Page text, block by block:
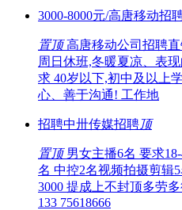
3000-8000元/高唐移动招
置顶高唐移动公司招聘
周日休班,冬暖夏凉、表
求 40岁以下,初中及以上
心、善于沟通! 工作地
招聘中卅传媒招聘顶
置顶男女主播6名 要求
名 中控2名视频拍摄剪辑
3000 提成上不封顶多劳
133 75618666